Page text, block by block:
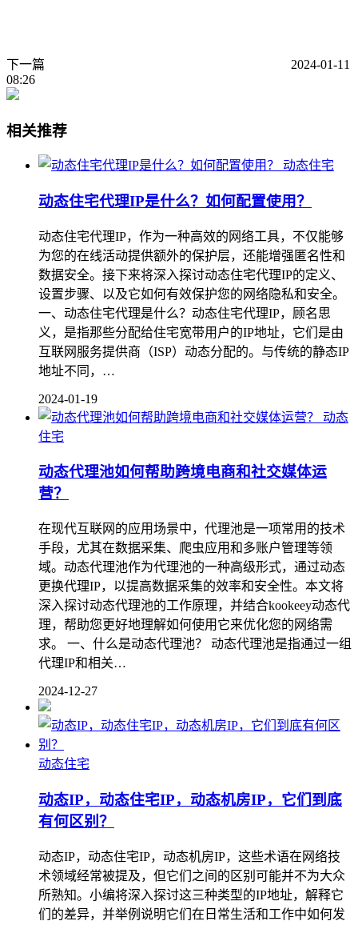
下一篇
2024-01-11
08:26
相关推荐
动态住宅
动态住宅代理IP是什么？如何配置使用？
动态住宅代理IP，作为一种高效的网络工具，不仅能够
为您的在线活动提供额外的保护层，还能增强匿名性和
数据安全。接下来将深入探讨动态住宅代理IP的定义、
设置步骤、以及它如何有效保护您的网络隐私和安全。
一、动态住宅代理是什么？动态住宅代理IP，顾名思
义，是指那些分配给住宅宽带用户的IP地址，它们是由
互联网服务提供商（ISP）动态分配的。与传统的静态IP
地址不同，…
2024-01-19
动态
住宅
动态代理池如何帮助跨境电商和社交媒体运
营？
在现代互联网的应用场景中，代理池是一项常用的技术
手段，尤其在数据采集、爬虫应用和多账户管理等领
域。动态代理池作为代理池的一种高级形式，通过动态
更换代理IP，以提高数据采集的效率和安全性。本文将
深入探讨动态代理池的工作原理，并结合kookeey动态代
理，帮助您更好地理解如何使用它来优化您的网络需
求。 一、什么是动态代理池？ 动态代理池是指通过一组
代理IP和相关…
2024-12-27
动态住宅
动态IP，动态住宅IP，动态机房IP，它们到底
有何区别？
动态IP，动态住宅IP，动态机房IP，这些术语在网络技
术领域经常被提及，但它们之间的区别可能并不为大众
所熟知。小编将深入探讨这三种类型的IP地址，解释它
们的差异，并举例说明它们在日常生活和工作中如何发